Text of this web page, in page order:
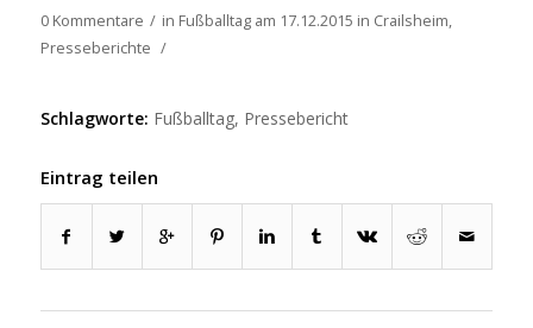
0 Kommentare / in Fußballtag am 17.12.2015 in Crailsheim,
Presseberichte /
Schlagworte: Fußballtag, Pressebericht
Eintrag teilen